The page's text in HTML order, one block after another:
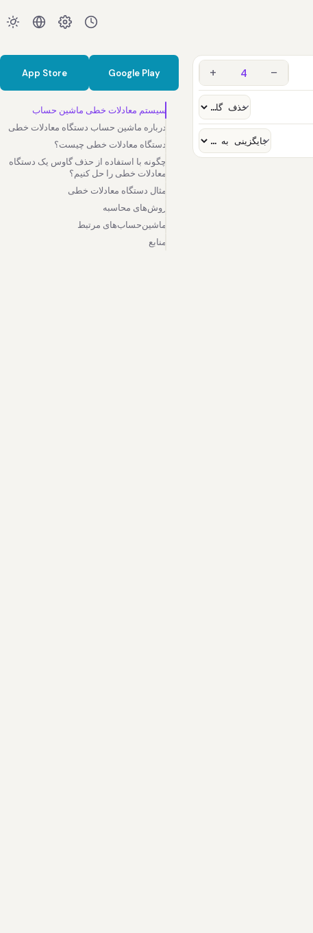
−
+
Google Play
App Store
سیستم معادلات خطی ماشین حساب
درباره ماشین حساب دستگاه معادلات خطی
دستگاه معادلات خطی چیست؟
چگونه با استفاده از حذف گاوس یک دستگاه
معادلات خطی را حل کنیم؟
مثال دستگاه معادلات خطی
روش‌های محاسبه
ماشین‌حساب‌های مرتبط
منابع